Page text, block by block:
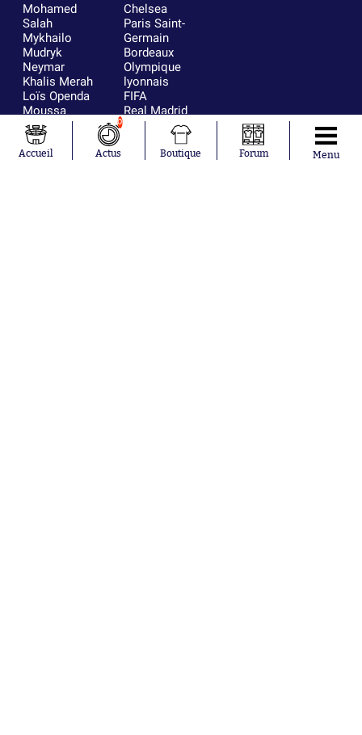
Mohamed
Salah
Mykhailo
Mudryk
Neymar
Khalis Merah
Loïs Openda
Moussa
Niakhaté
Nicolás
Tagliafico
Chelsea
Paris Saint-
Germain
Bordeaux
Olympique
lyonnais
FIFA
Real Madrid
RC Strasbourg
AC Milan
Accueil
0
Actus Boutique Forum Menu